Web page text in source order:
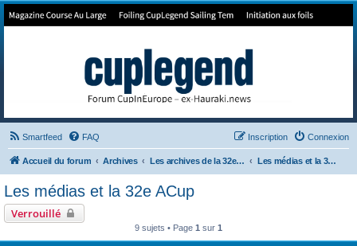
Forum de Cup In Europe
Smartfeed FAQ Connexion
Inscription
Accueil du forum Archives Les archives de la 32e America's Cup Les médias et la 32e ACup
Les médias et la 32e ACup
Verrouillé
9 sujets • Page 1 sur 1